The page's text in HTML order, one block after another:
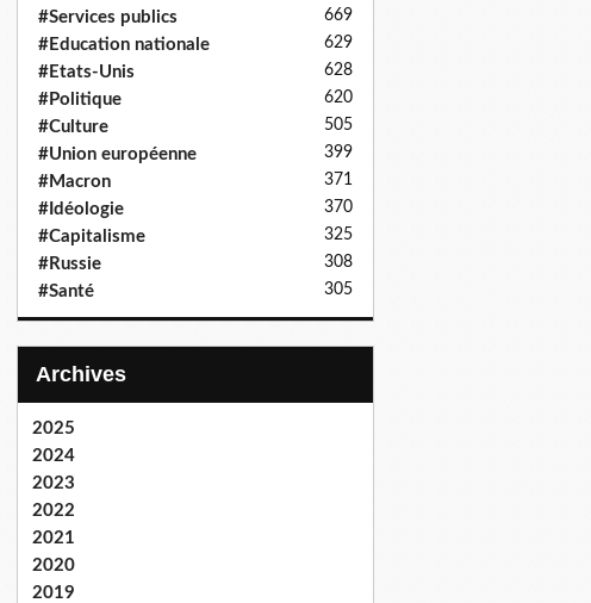
#Services publics 669
#Education nationale 629
#Etats-Unis 628
#Politique 620
#Culture 505
#Union européenne 399
#Macron 371
#Idéologie 370
#Capitalisme 325
#Russie 308
#Santé 305
Archives
2025
2024
2023
2022
2021
2020
2019